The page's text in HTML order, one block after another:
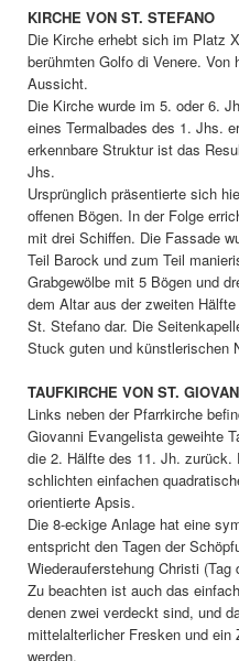
KIRCHE VON ST. STEFANO
Die Kirche erhebt sich im Platz
berühmten Golfo di Venere.
Aussicht.
Die Kirche wurde im 5. oder 6.
eines Termalbades des 1. Jhs.
erkennbare Struktur ist das
Jhs.
Ursprünglich präsentierte sich
offenen Bögen. In der Folge
mit drei Schiffen. Die Fassade
Teil Barock und zum Teil
Grabgewölbe mit 5 Bögen und
dem Altar aus der zweiten
St. Stefano dar. Die
Stuck guten und künstlerischen
TAUFKIRCHE VON ST.
Links neben der Pfarrkirche
Giovanni Evangelista geweihte
die 2. Hälfte des 11. Jh. zurück.
schlichten einfachen
orientierte Apsis.
Die 8-eckige Anlage hat eine
entspricht den Tagen der
Wiederauferstehung Christi
Zu beachten ist auch das
denen zwei verdeckt sind, und
mittelalterlicher Fresken und
werden.